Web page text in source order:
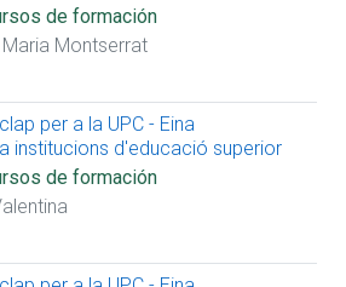
de formación
Montserrat
per a la UPC - Eina
institucions d'educació superior
de formación